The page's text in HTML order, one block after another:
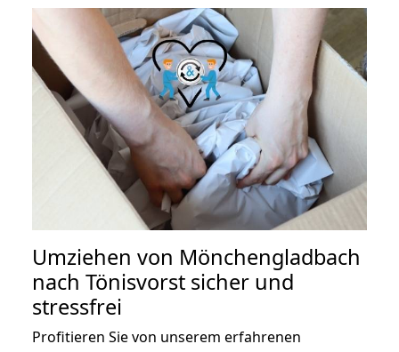
Umziehen von Mönchengladbach
nach Tönisvorst sicher und
stressfrei
Profitieren Sie von unserem erfahrenen